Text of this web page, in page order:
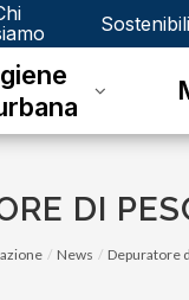
DI
News Depuratore